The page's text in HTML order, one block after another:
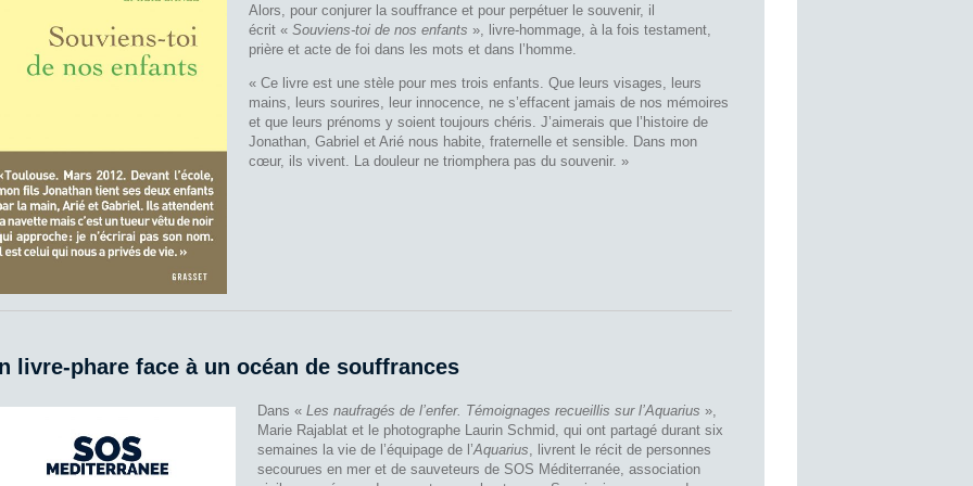
Alors, pour conjurer la souffrance et pour perpétuer le souvenir, il
écrit « Souviens-toi de nos enfants », livre-hommage, à la fois testament,
prière et acte de foi dans les mots et dans l’homme.
« Ce livre est une stèle pour mes trois enfants. Que leurs visages, leurs
mains, leurs sourires, leur innocence, ne s’effacent jamais de nos mémoires
et que leurs prénoms y soient toujours chéris. J’aimerais que l’histoire de
Jonathan, Gabriel et Arié nous habite, fraternelle et sensible. Dans mon
cœur, ils vivent. La douleur ne triomphera pas du souvenir. »
livre-phare face à un océan de souffrances
Dans « Les naufragés de l’enfer. Témoignages recueillis sur l’Aquarius »,
Marie Rajablat et le photographe Laurin Schmid, qui ont partagé durant six
semaines la vie de l’équipage de l’Aquarius , livrent le récit de personnes
secourues en mer et de sauveteurs de SOS Méditerranée, association